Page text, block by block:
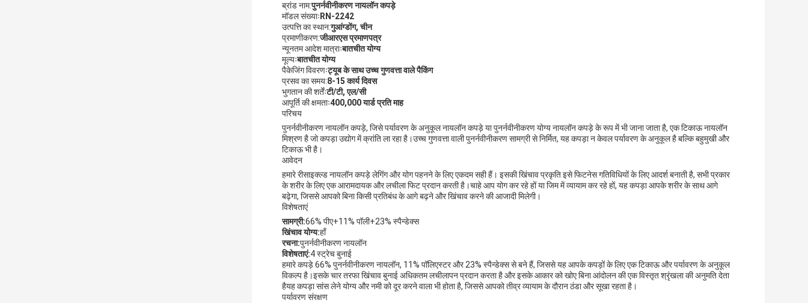
ब्रांड नाम:पुनर्नवीनीकरण नायलॉन कपड़े
मॉडल संख्याः RN-2242
उत्पत्ति का स्थान:गुआंग्डोंग, चीन
प्रमाणीकरण:जीआरएस प्रमाणपत्र
न्यूनतम आदेश मात्राःबातचीत योग्य
मूल्यःबातचीत योग्य
पैकेजिंग विवरणःट्यूब के साथ उच्च गुणवत्ता वाले पैकिंग
प्रसव का समय:8-15 कार्य दिवस
भुगतान की शर्तेंःटी/टी, एल/सी
आपूर्ति की क्षमताः400,000 यार्ड प्रति माह
परिचय
पुनर्नवीनीकरण नायलॉन कपड़े, जिसे पर्यावरण के अनुकूल नायलॉन कपड़े या पुनर्नवीनीकरण योग्य नायलॉन कपड़े के रूप में भी जाना जाता है, एक टिकाऊ नायलॉन
मिश्रण है जो कपड़ा उद्योग में क्रांति ला रहा है।उच्च गुणवत्ता वाली पुनर्नवीनीकरण सामग्री से निर्मित, यह कपड़ा न केवल पर्यावरण के अनुकूल है बल्कि बहुमुखी और
टिकाऊ भी है।
आवेदन
हमारे रीसाइक्ल्ड नायलॉन कपड़े लेगिंग और योग पहनने के लिए एकदम सही हैं। इसकी खिंचाव प्रकृति इसे फिटनेस गतिविधियों के लिए आदर्श बनाती है, सभी प्रकार
के शरीर के लिए एक आरामदायक और लचीला फिट प्रदान करती है।चाहे आप योग कर रहे हों या जिम में व्यायाम कर रहे हों, यह कपड़ा आपके शरीर के साथ आगे
बढ़ेगा, जिससे आपको बिना किसी प्रतिबंध के आगे बढ़ने और खिंचाव करने की आजादी मिलेगी।
विशेषताएं
सामग्री:66% पीए+11% पॉली+23% स्पैन्डेक्स
खिंचाव योग्य:हाँ
रचना:पुनर्नवीनीकरण नायलॉन
विशेषताएं:4 स्ट्रेच बुनाई
हमारे कपड़े 66% पुनर्नवीनीकरण नायलॉन, 11% पॉलिएस्टर और 23% स्पैन्डेक्स से बने हैं, जिससे यह आपके कपड़ों के लिए एक टिकाऊ और पर्यावरण के अनुकूल
विकल्प है।इसके चार तरफा खिंचाव बुनाई अधिकतम लचीलापन प्रदान करता है और इसके आकार को खोए बिना आंदोलन की एक विस्तृत श्रृंखला की अनुमति देता
हैयह कपड़ा सांस लेने योग्य और नमी को दूर करने वाला भी होता है, जिससे आपको तीव्र व्यायाम के दौरान ठंडा और सूखा रहता है।
पर्यावरण संरक्षण